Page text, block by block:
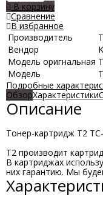
В корзину
Сравнение
В избранное
Производитель
Вендор
Модель оригнальная
Модель
Подробные
ОбзорХарактеристики
Описание
Тонер-картридж T2
T2 производит
В картриджах
них гарантию. Мы